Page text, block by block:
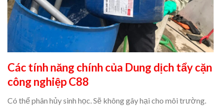
Các tính năng chính của Dung dịch tẩy cặn
công nghiệp C88
Có thể phân hủy sinh học. Sẽ không gây hại cho môi trường.